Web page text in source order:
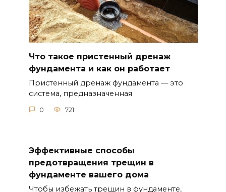
Что такое пристенный дренаж
фундамента и как он работает
Пристенный дренаж фундамента — это
система, предназначенная
0 721
Эффективные способы
предотвращения трещин в
фундаменте вашего дома
Чтобы избежать трещин в фундаменте,